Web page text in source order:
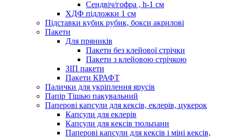
Сендвіч/гофра , h-1 см
ХДФ підложки 1 см
Підставки кубик рубик, бокси акрилові
Пакети
Для пряників
Пакети без клейової стрічки
Пакети з клейовою стрічкою
ЗІП пакети
Пакети КРАФТ
Палички для укріплення ярусів
Папір Тішью пакувальний
Паперові капсули для кексів, еклерів, цукерок
Капсули для еклерів
Капсули для кексів тюльпани
Паперові капсули для кексів і міні кексів,